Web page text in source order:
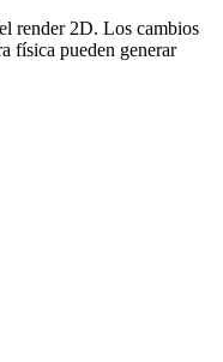
render 2D. Los cambios
física pueden generar